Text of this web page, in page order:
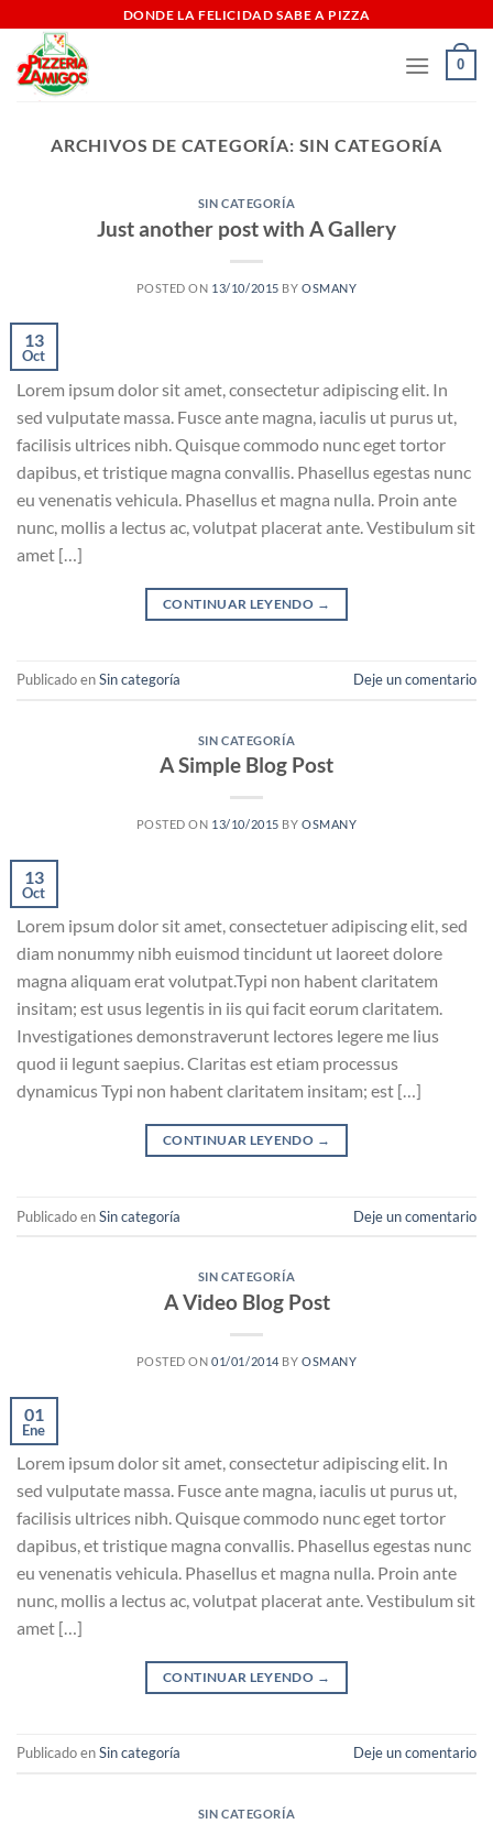
contenido
DONDE LA FELICIDAD SABE A PIZZA
0
ARCHIVOS DE CATEGORÍA: SIN CATEGORÍA
SIN CATEGORÍA
Just another post with A Gallery
POSTED ON 13/10/2015 BYOSMANY
13
Oct
Lorem ipsum dolor sit amet, consectetur adipiscing elit. In
sed vulputate massa. Fusce ante magna, iaculis ut purus ut,
facilisis ultrices nibh. Quisque commodo nunc eget tortor
dapibus, et tristique magna convallis. Phasellus egestas nunc
eu venenatis vehicula. Phasellus et magna nulla. Proin ante
nunc, mollis a lectus ac, volutpat placerat ante. Vestibulum sit
amet […]
CONTINUAR LEYENDO →
Publicado enSin categoría Deje un comentario
SIN CATEGORÍA
A Simple Blog Post
POSTED ON 13/10/2015 BYOSMANY
13
Oct
Lorem ipsum dolor sit amet, consectetuer adipiscing elit, sed
diam nonummy nibh euismod tincidunt ut laoreet dolore
magna aliquam erat volutpat.Typi non habent claritatem
insitam; est usus legentis in iis qui facit eorum claritatem.
Investigationes demonstraverunt lectores legere me lius
quod ii legunt saepius. Claritas est etiam processus
dynamicus Typi non habent claritatem insitam; est […]
CONTINUAR LEYENDO →
Publicado enSin categoría Deje un comentario
SIN CATEGORÍA
A Video Blog Post
POSTED ON01/01/2014 BYOSMANY
01
Ene
Lorem ipsum dolor sit amet, consectetur adipiscing elit. In
sed vulputate massa. Fusce ante magna, iaculis ut purus ut,
facilisis ultrices nibh. Quisque commodo nunc eget tortor
dapibus, et tristique magna convallis. Phasellus egestas nunc
eu venenatis vehicula. Phasellus et magna nulla. Proin ante
nunc, mollis a lectus ac, volutpat placerat ante. Vestibulum sit
amet […]
CONTINUAR LEYENDO →
Publicado enSin categoría Deje un comentario
SIN CATEGORÍA